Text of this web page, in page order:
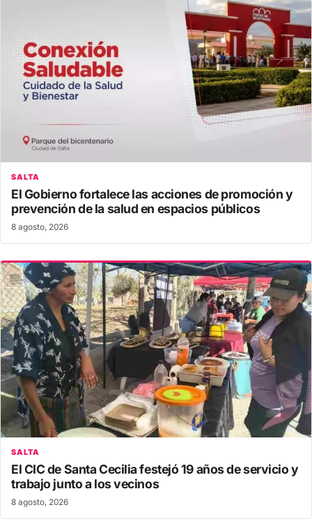
SALTA
El Gobierno fortalece las acciones de promoción y
prevención de la salud en espacios públicos
8 agosto, 2026
SALTA
El CIC de Santa Cecilia festejó 19 años de servicio y
trabajo junto a los vecinos
8 agosto, 2026